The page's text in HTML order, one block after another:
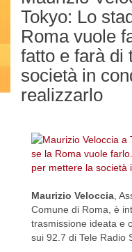
Tokyo: Lo
Roma vuole
fatto e farà di
società in
realizzarlo
Maurizio Veloccia,
Comune di Roma, è
trasmissione ideata e
sui 92.7 di Tele Radio